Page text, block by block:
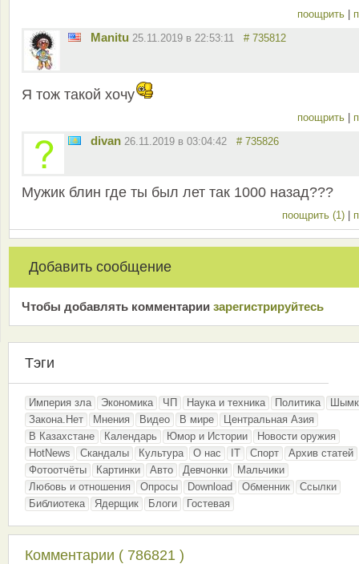
поощрить |
Manitu 25.11.2019 в 22:53:11 # 735812
Я тож такой хочу
поощрить |
divan 26.11.2019 в 03:04:42 # 735826
Мужик блин где ты был лет так 1000 назад???
поощрить (1) |
Добавить сообщение
Чтобы добавлять комментарии зарeгиcтрирyйтeсь
Тэги
Империя зла Экономика ЧП Наука и техника Политика
Закона.Нет
Мнения Видео В мире
Центральная Азия
В Казахстане
Календарь Юмор и Истории
Новости оружия
HotNews
Скандалы Культура О нас IT Спорт
Архив статей
Фотоотчёты
Картинки Авто Девчонки
Мальчики
Любовь и отношения
Опросы Download Обменник
Ссылки
Библиотека
Ядерщик Блоги Гостевая
Комментарии ( 786821 )